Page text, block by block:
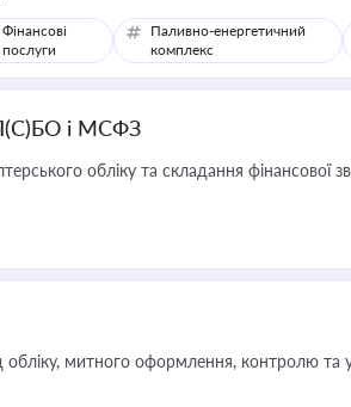
Фінансові
послуги
Паливно-енергетичний
комплекс
П(С)БО і МСФЗ
обліку та складання фінансової
митного оформлення, контролю та